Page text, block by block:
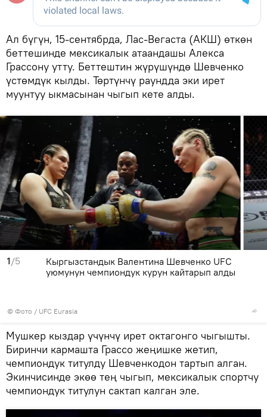
Ал бүгүн, 15-сентябрда, Лас-Вегаста (АКШ) өткөн
беттешинде мексикалык атаандашы Алекса
Грассону утту. Беттештин жүрүшүндө Шевченко
үстөмдүк кылды. Төртүнчү раундда эки ирет
муунтуу ыкмасынан чыгып кете алды.
1/5
© Фото / UFC Eurasia
Кыргызстандык Валентина Шевченко UFC
уюмунун чемпиондук курун кайтарып алды
Мушкер кыздар үчүнчү ирет октагонго чыгышты.
Биринчи кармашта Грассо жеңишке жетип,
чемпиондук титулду Шевченкодон тартып алган.
Экинчисинде экөө тең чыгып, мексикалык спортчу
чемпиондук титулун сактап калган эле.